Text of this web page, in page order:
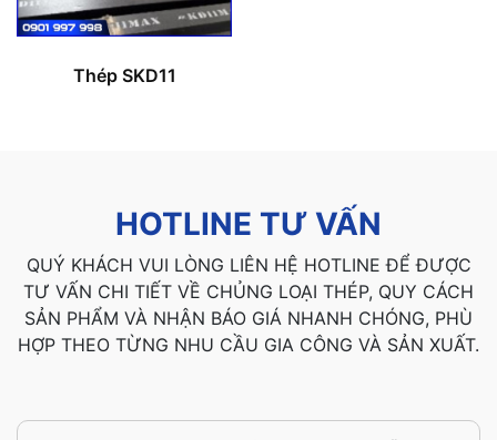
Thép SKD11
HOTLINE TƯ VẤN
QUÝ KHÁCH VUI LÒNG LIÊN HỆ HOTLINE ĐỂ ĐƯỢC
TƯ VẤN CHI TIẾT VỀ CHỦNG LOẠI THÉP, QUY CÁCH
SẢN PHẨM VÀ NHẬN BÁO GIÁ NHANH CHÓNG, PHÙ
HỢP THEO TỪNG NHU CẦU GIA CÔNG VÀ SẢN XUẤT.